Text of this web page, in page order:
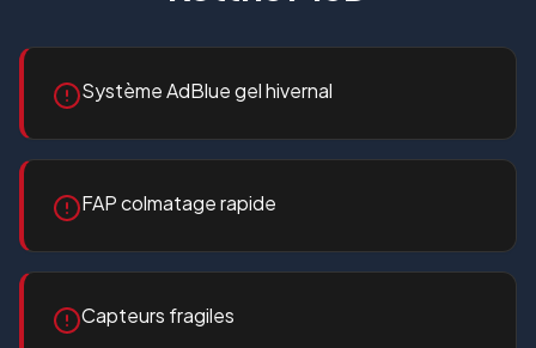
Système AdBlue gel hivernal
FAP colmatage rapide
Capteurs fragiles